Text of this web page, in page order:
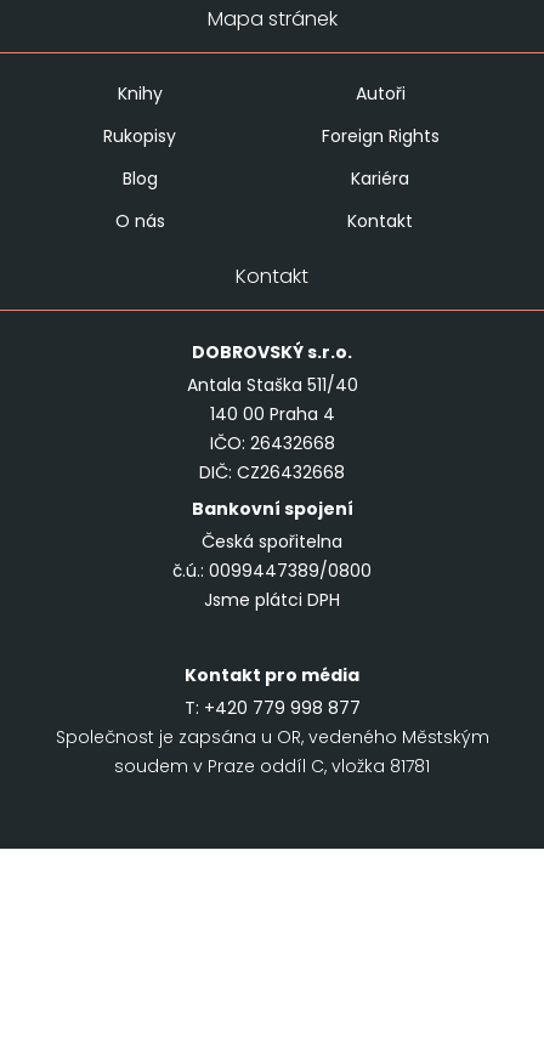
Mapa stránek
Knihy
Autoři
Rukopisy
Foreign Rights
Blog
Kariéra
O nás
Kontakt
Kontakt
DOBROVSKÝs.r.o.
Antala Staška 511/40
140 00 Praha 4
IČO: 26432668
DIČ: CZ26432668
Bankovní spojení
Česká spořitelna
č.ú.: 0099447389/0800
Jsme plátci DPH
Kontakt pro média
T: +420 779 998 877
Společnost je zapsána u OR, vedeného Městským
soudem v Praze oddíl C, vložka 81781